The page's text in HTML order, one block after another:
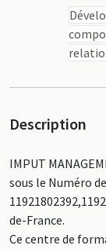
Description
IMPUT
sous le Numéro
de-France.
Ce centre de